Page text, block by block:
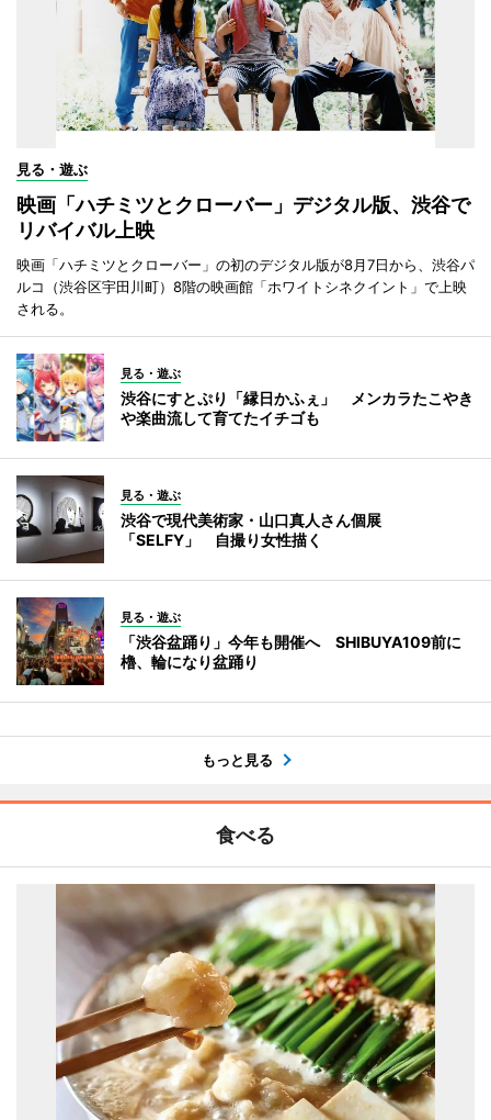
見る・遊ぶ
映画「ハチミツとクローバー」デジタル版、渋谷で
リバイバル上映
映画「ハチミツとクローバー」の初のデジタル版が8月7日から、渋谷パ
ルコ（渋谷区宇田川町）8階の映画館「ホワイトシネクイント」で上映
される。
見る・遊ぶ
渋谷にすとぷり「縁日かふぇ」 メンカラたこやき
や楽曲流して育てたイチゴも
見る・遊ぶ
渋谷で現代美術家・山口真人さん個展
「SELFY」 自撮り女性描く
見る・遊ぶ
「渋谷盆踊り」今年も開催へ SHIBUYA109前に
櫓、輪になり盆踊り
もっと見る
食べる